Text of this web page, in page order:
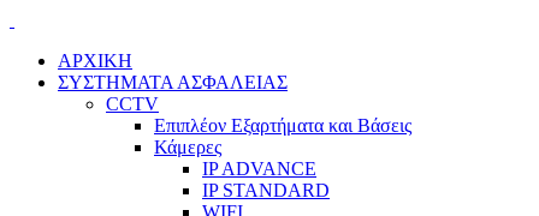
ΑΡΧΙΚΗ
ΣΥΣΤΗΜΑΤΑ ΑΣΦΑΛΕΙΑΣ
CCTV
Επιπλέον Εξαρτήματα και Βάσεις
Κάμερες
IP ADVANCE
IP STANDARD
WIFI